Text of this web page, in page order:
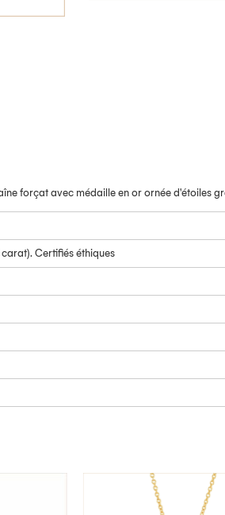
forçat avec médaille en or ornée d'étoiles
Certifiés éthiques